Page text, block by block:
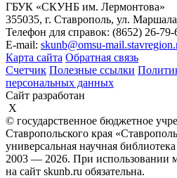
ГБУК «СКУНБ им. Лермонтова»
355035, г. Ставрополь, ул.
Телефон для справок: (8652) 26-
E-mail: skunb@omsu-
Карта сайта Обратная связь
Счетчик Полезные ссылки
персональных данных
Сайт разработан
X
© государственное бюджетное
Ставропольского края
универсальная научная
2003 — 2026. При использовании
на сайт skunb.ru обязательна.